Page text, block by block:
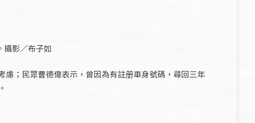
攝影／布子如
；民眾曹德偉表示，曾因為有註册車身號碼，尋回三年